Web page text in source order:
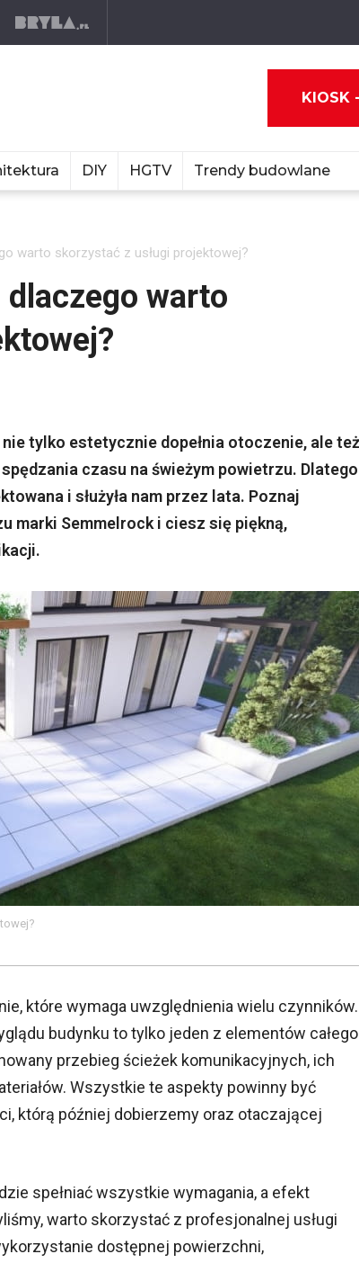
KIOSK
DIY HGTV Trendy budowlane
warto skorzystać z usługi projektowej?
warto
tylko estetycznie dopełnia otoczenie, ale też
czasu na świeżym powietrzu. Dlatego
i służyła nam przez lata. Poznaj
marki Semmelrock i ciesz się piękną,
które wymaga uwzględnienia wielu czynników.
budynku to tylko jeden z elementów całego
przebieg ścieżek komunikacyjnych, ich
Wszystkie te aspekty powinny być
którą później dobierzemy oraz otaczającej
spełniać wszystkie wymagania, a efekt
warto skorzystać z profesjonalnej usługi
dostępnej powierzchni,